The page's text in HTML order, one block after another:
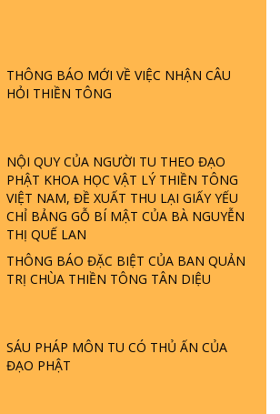
THÔNG BÁO MỚI VỀ VIỆC NHẬN CÂU
HỎI THIỀN TÔNG
NỘI QUY CỦA NGƯỜI TU THEO ĐẠO
PHẬT KHOA HỌC VẬT LÝ THIỀN TÔNG
VIỆT NAM, ĐỀ XUẤT THU LẠI GIẤY YẾU
CHỈ BẢNG GỖ BÍ MẬT CỦA BÀ NGUYỄN
THỊ QUẾ LAN
THÔNG BÁO ĐẶC BIỆT CỦA BAN QUẢN
TRỊ CHÙA THIỀN TÔNG TÂN DIỆU
SÁU PHÁP MÔN TU CÓ THỦ ẤN CỦA
ĐẠO PHẬT
PHẬT GIỚI CÓ THỜI GIAN KHÔNG? |
TTTD
LÀ AI? QUỶ SA TĂNG? | TTTD
GIẢI ĐÁP THIỀN TÔNG ĐẶC BIỆT P22 - TẠI
SAO TRÁI ĐẤT NHIỀU THIÊN TAI - LŨ LỤT